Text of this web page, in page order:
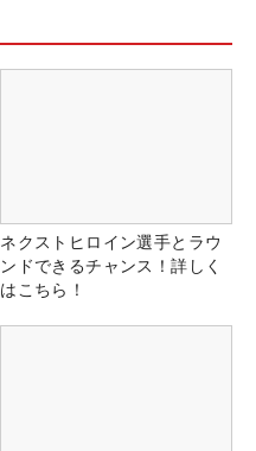
ネクストヒロイン選手とラウ
ンドできるチャンス！詳しく
はこちら！